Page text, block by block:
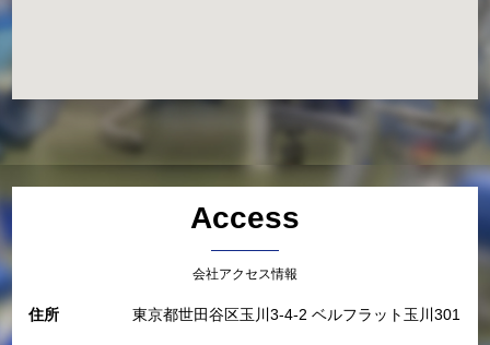
Access
会社アクセス情報
住所 東京都世田谷区玉川3-4-2 ベルフラット玉川301